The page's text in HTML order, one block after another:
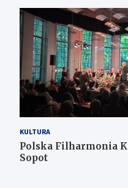
KULTURA
Polska Filharmonia
Sopot